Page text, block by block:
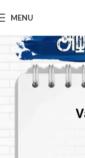
MENU